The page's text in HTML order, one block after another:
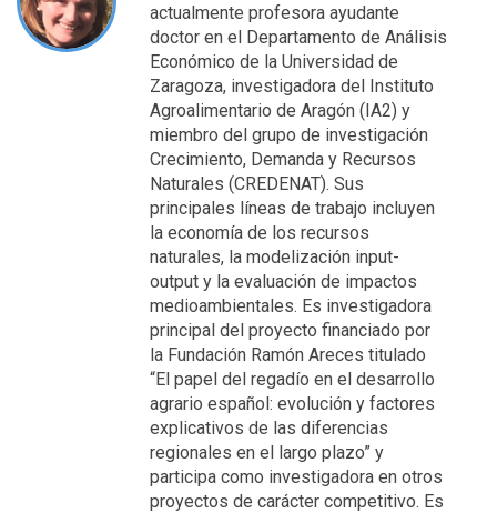
actualmente profesora ayudante
doctor en el Departamento de Análisis
Económico de la Universidad de
Zaragoza, investigadora del Instituto
Agroalimentario de Aragón (IA2) y
miembro del grupo de investigación
Crecimiento, Demanda y Recursos
Naturales (CREDENAT). Sus
principales líneas de trabajo incluyen
la economía de los recursos
naturales, la modelización input-
output y la evaluación de impactos
medioambientales. Es investigadora
principal del proyecto financiado por
la Fundación Ramón Areces titulado
“El papel del regadío en el desarrollo
agrario español: evolución y factores
explicativos de las diferencias
regionales en el largo plazo” y
participa como investigadora en otros
proyectos de carácter competitivo. Es